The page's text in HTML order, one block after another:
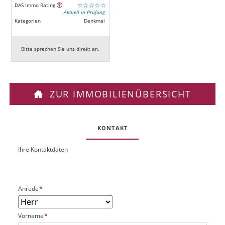
DAS Immo Rating
Aktuell in Prüfung
Kategorien
Denkmal
Bitte sprechen Sie uns direkt an.
ZUR IMMOBILIENÜBERSICHT
KONTAKT
O
k
P
UIhre Kontaktdaten
P
f
l
i
Anrede*
P
Vorname*